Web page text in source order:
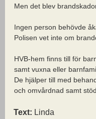
Men det blev
Ingen person behövde
Polisen vet inte om
HVB-hem finns till för
samt vuxna eller
De hjälper till med
och omvårdnad samt
Text: Linda